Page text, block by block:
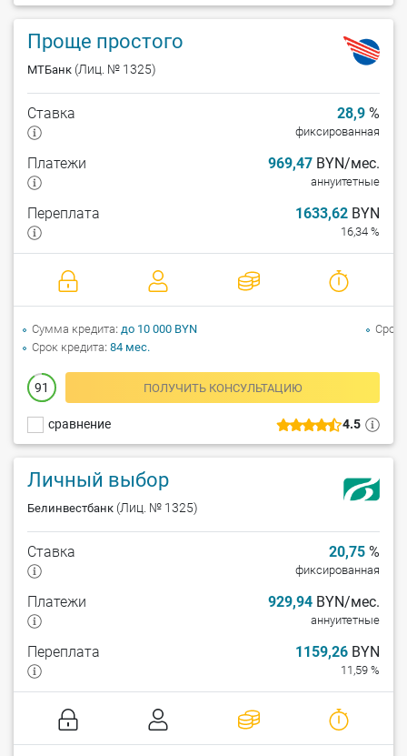
Проще простого
МТБанк (Лиц. № 1325)
4.5
сравнение
Ставка 28,9 %
фиксированная
Платежи 969,47 BYN/мес.
аннуитетные
Переплата 1633,62 BYN
16,34 %
91 ПОЛУЧИТЬ КОНСУЛЬТАЦИЮ
Сумма кредита до 10 000 BYN
Срок кредита 84 мес.
Срок
Личный выбор
Белинвестбанк (Лиц. № 1325)
Ставка 20,75 %
фиксированная
Платежи 929,94 BYN/мес.
аннуитетные
Переплата 1159,26 BYN
11,59 %